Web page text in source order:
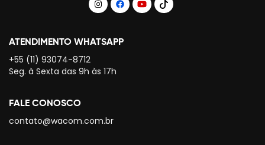
ATENDIMENTO WHATSAPP
+55 (11) 93074-8712
Seg. à Sexta das 9h às 17h
FALE CONOSCO
contato@wacom.com.br